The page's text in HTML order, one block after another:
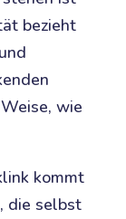
bezieht
wie
kommt
die selbst